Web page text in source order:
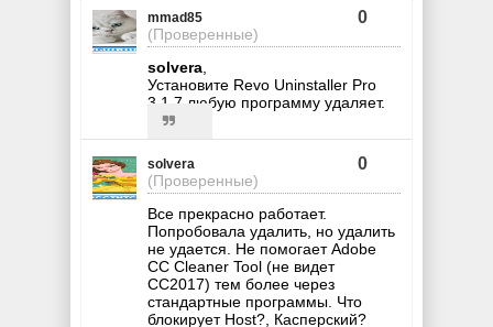
mmad85
(Проверенные)
0
solvera,
Установите Revo Uninstaller Pro
3.1.7 любую программу удаляет.
solvera
(Проверенные)
0
Все прекрасно работает.
Попробовала удалить, но удалить
не удается. Не помогает Adobe
CC Cleaner Tool (не видет
СС2017) тем более через
стандартные программы. Что
блокирует Host?, Касперский?